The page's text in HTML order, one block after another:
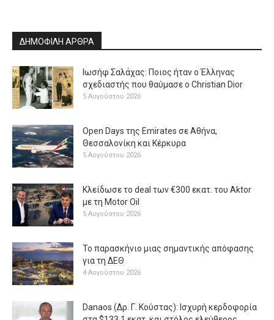
ΔΗΜΟΦΙΛΗ ΑΡΘΡΑ
Ιωσήφ Σαλάχας: Ποιος ήταν ο Έλληνας
σχεδιαστής που θαύμασε ο Christian Dior
5 Αυγούστου 2026
Open Days της Emirates σε Αθήνα,
Θεσσαλονίκη και Κέρκυρα
5 Αυγούστου 2026
Κλείδωσε το deal των €300 εκατ. του Aktor
με τη Μotor Oil
5 Αυγούστου 2026
Το παρασκήνιο μιας σημαντικής απόφασης
για τη ΔΕΘ
4 Αυγούστου 2026
Danaos (Δρ. Γ. Κούστας): Ισχυρή κερδοφορία